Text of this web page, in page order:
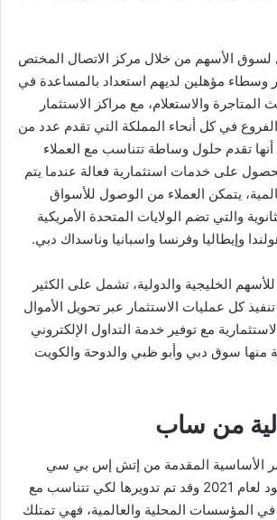
لسوق الأسهم من خلال مركز الاتصال المختص
وسطاء مؤهلين لديهم استعداد بالمساعدة في
والاستعلام، مع مراكز الاستثمار
في كل أنحاء المملكة التي تقدم عدد من
أنها تقدم حلول وساطة تتناسب مع العملاء
على خدمات استثمارية فعالة عندما يتم
يتمكن العملاء من الوصول للأسواق
والتي تضم الولايات المتحدة الأمريكية
وإيطاليا وفرنسا واسبانيا وناسداك دبي.
الخليجية والدولية، تشمل على الكثير
كل عمليات الاستثمار عبر تحويل الأموال
مع توفير خدمة التداول الإلكتروني
منها سوق دبي وأبو ظبي والدوحة والكويت
من ساب
الأساسية المقدمة من إتش إس بي سي
بحيث تاريخ بدايتها يعود لعام 2021 وقد تم تدويرها لكي تتناسب مع
في المؤسسات المحلية والعالمية، فهي تمتلك